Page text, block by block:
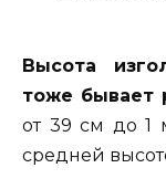
Высота
тоже бывает
от 39 см до 1
средней